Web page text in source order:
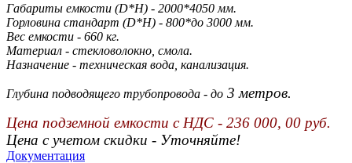
Габариты емкости (D*H) - 2000*4050 мм.
Горловина стандарт (D*H) - 800*до 3000 мм.
Вес емкости - 660 кг.
Материал - стекловолокно, смола.
Назначение - техническая вода, канализация.
Глубина подводящего трубопровода - до 3 метров.
Цена подземной емкости с НДС - 236 000, 00 руб.
Цена с учетом скидки - Уточняйте!
Документация